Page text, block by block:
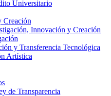
Universitario
Creación
Innovación y Creación
y Transferencia Tecnológica
Artística
de Transparencia